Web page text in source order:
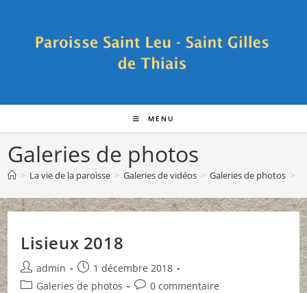
MENU
Galeries de photos
> La vie de la paroisse > Galeries de vidéos > Galeries de photos >
Lisieux 2018
Auteur/autrice
de
admin
Publication
publiée :
1 décembre 2018
PostGaleries de photos
Commentaires
0 commentaire